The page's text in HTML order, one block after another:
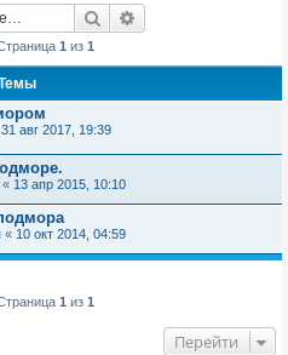
Поиск
1 из 1
31 авг 2017, 19:39
« 13 апр 2015, 10:10
« 10 окт 2014, 04:59
1 из 1
Перейти